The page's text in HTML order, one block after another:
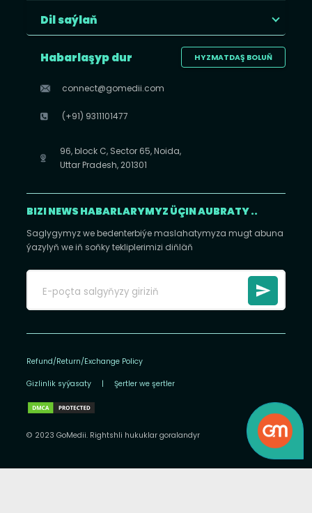
Dil saýlaň
HYZMATDAŞ BOLUŇ
Habarlaşyp dur
connect@gomedii.com
(+91) 9311101477
96, block C, Sector 65, Noida,
Uttar Pradesh, 201301
BIZI NEWS HABARLARYMYZ ÜÇIN AUBRATY ..
Saglygymyz we bedenterbiýe maslahatymyza mugt abuna
ýazylyň we iň soňky tekliplerimizi diňläň
Refund/Return/Exchange Policy
Gizlinlik syýasaty | Şertler we şertler
© 2023 GoMedii. Rightshli hukuklar goralandyr